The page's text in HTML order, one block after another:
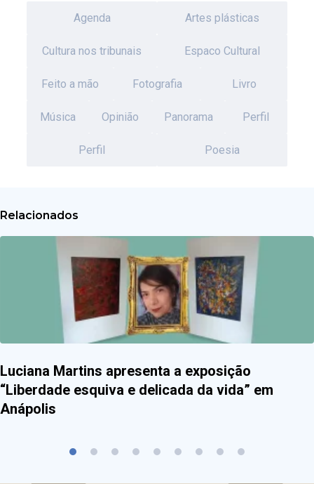
Agenda Artes plásticas
Cultura nos tribunais Espaco Cultural
Feito a mão Fotografia Livro
Música Opinião Panorama Perfil
Perfil Poesia
Relacionados
Luciana Martins apresenta a exposição
“Liberdade esquiva e delicada da vida” em
Anápolis